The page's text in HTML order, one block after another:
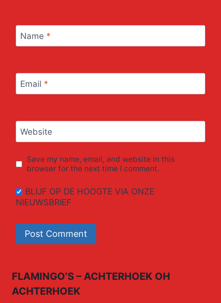
Name *
Email *
Website
Save my name, email, and website in this
browser for the next time I comment.
BLIJF OP DE HOOGTE VIA ONZE
NIEUWSBRIEF
FLAMINGO’S – ACHTERHOEK OH
ACHTERHOEK